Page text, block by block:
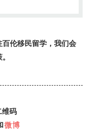
伦移民留学，我们会
维码
微博